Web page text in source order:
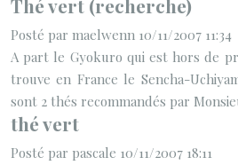
Thé vert (recherche)
Posté par maelwenn 10/11/2007 11:34
A part le Gyokuro qui est hors de
trouve en France le Sencha-
sont 2 thés recommandés par
thé vert
Posté par pascale 10/11/2007 18:11